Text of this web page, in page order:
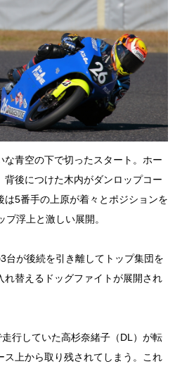
青空の下で切ったスタート。ホー
背後につけた木内がダンロップコー
5番手の上原が着々とポジションを
浮上と激しい展開。
台が後続を引き離してトップ集団を
替えるドッグファイトが展開され
行していた高杉奈緒子（DL）が転
上から取り残されてしまう。これ